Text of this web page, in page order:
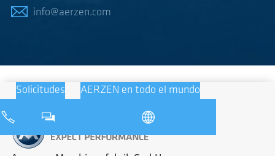
info@aerzen.com
Solicitudes AERZEN en todo el mundo